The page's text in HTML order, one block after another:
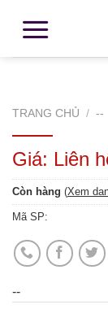
TRANG CHỦ / --
Giá: Liên
Còn hàng (Xem
Mã SP:
--